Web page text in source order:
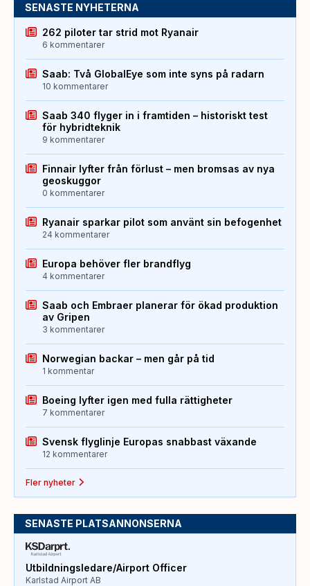
SENASTE NYHETERNA
262 piloter tar strid mot Ryanair
6 kommentarer
Saab: Två GlobalEye som inte syns på radarn
10 kommentarer
Saab 340 flyger in i framtiden – historiskt test
för hybridteknik
9 kommentarer
Finnair lyfter från förlust – men bromsas av nya
geoskuggor
0 kommentarer
Ryanair sparkar pilot som använt sin befogenhet
24 kommentarer
Europa behöver fler brandflyg
4 kommentarer
Saab och Embraer planerar för ökad produktion
av Gripen
3 kommentarer
Norwegian backar – men går på tid
1 kommentar
Boeing lyfter igen med fulla rättigheter
7 kommentarer
Svensk flyglinje Europas snabbast växande
12 kommentarer
Fler nyheter
SENASTE PLATSANNONSERNA
Utbildningsledare/Airport Officer
Karlstad Airport AB